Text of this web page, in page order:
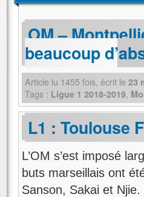
OM –
beaucoup
Article lu 1455 fois, écrit le 23
Tags : Ligue 1 2018-2019,
L1 : Toulouse
L’OM s’est imposé
buts marseillais ont
Sanson, Sakai et